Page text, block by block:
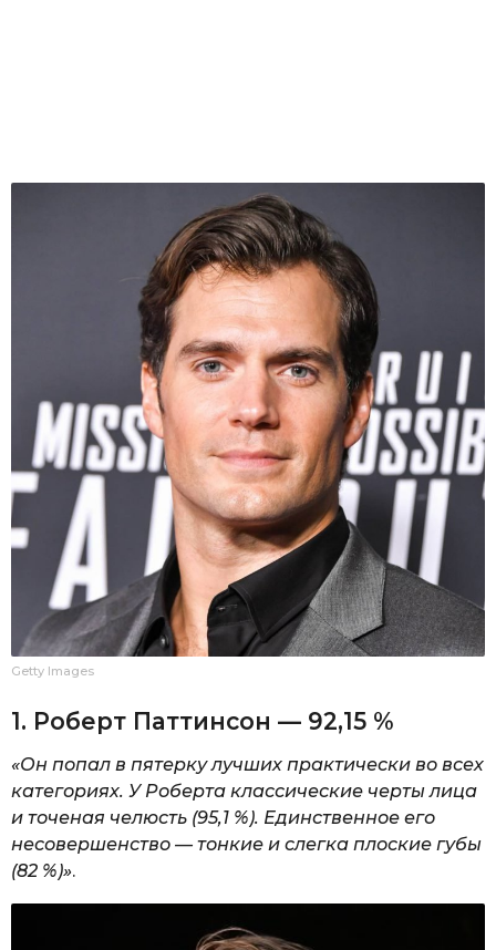
Getty Images
1. Роберт Паттинсон — 92,15 %
«Он попал в пятерку лучших практически во всех
категориях. У Роберта классические черты лица
и точеная челюсть (95,1 %). Единственное его
несовершенство — тонкие и слегка плоские губы
(82 %)».